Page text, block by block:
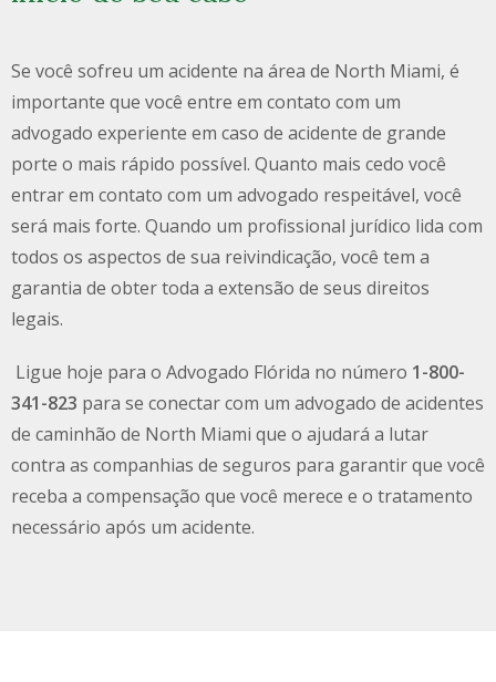
Se você sofreu um acidente na área de North Miami, é
importante que você entre em contato com um
advogado experiente em caso de acidente de grande
porte o mais rápido possível. Quanto mais cedo você
entrar em contato com um advogado respeitável, você
será mais forte. Quando um profissional jurídico lida com
todos os aspectos de sua reivindicação, você tem a
garantia de obter toda a extensão de seus direitos
legais.
Ligue hoje para o Advogado Flórida no número 1-800-
341-823 para se conectar com um advogado de acidentes
de caminhão de North Miami que o ajudará a lutar
contra as companhias de seguros para garantir que você
receba a compensação que você merece e o tratamento
necessário após um acidente.